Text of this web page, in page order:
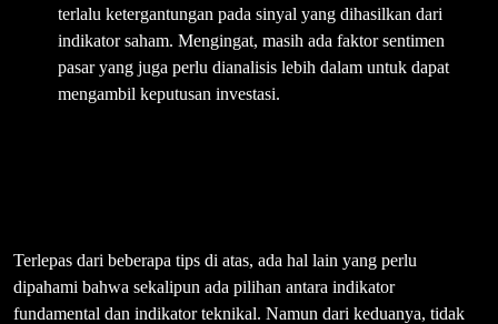
terlalu ketergantungan pada sinyal yang dihasilkan dari
indikator saham. Mengingat, masih ada faktor sentimen
pasar yang juga perlu dianalisis lebih dalam untuk dapat
mengambil keputusan investasi.
Terlepas dari beberapa tips di atas, ada hal lain yang perlu
dipahami bahwa sekalipun ada pilihan antara indikator
fundamental dan indikator teknikal. Namun dari keduanya, tidak